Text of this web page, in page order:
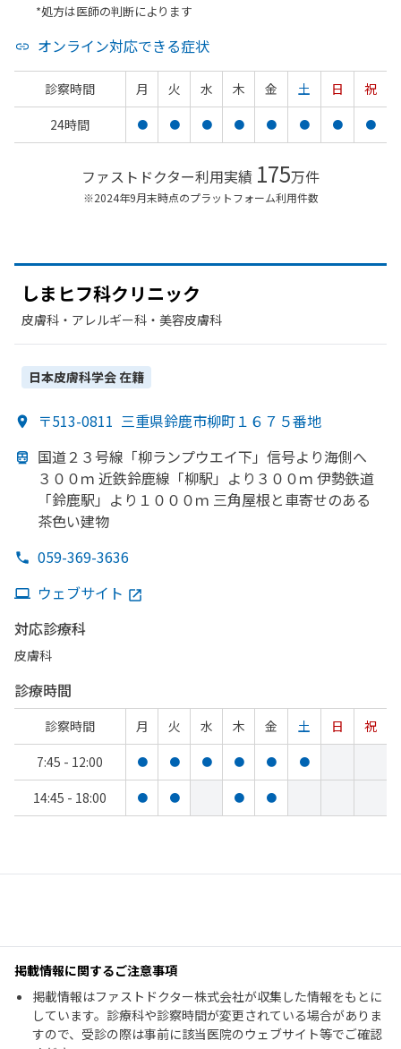
*処方は医師の判断によります
オンライン対応できる症状
診察時間 月 火 水 木 金 土 日
祝
24時間
● ● ● ● ● ● ● ●
ファストドクター利用実績 175万件
※2024年9月末時点のプラットフォーム利用件数
しまヒフ科クリニック
皮膚科・​アレルギー科・​美容皮膚科
日本皮膚科学会在籍
〒513-0811 三重県鈴鹿市柳町１６７５番地
国道２３号線 「柳ランプウエイ下」 信号より海側へ
３００ｍ 近鉄鈴鹿線 「柳駅」より ３００ｍ 伊勢鉄道
「鈴鹿駅」より １０００ｍ 三角屋根と車寄せのある
茶色い建物
059-369-3636
ウェブサイト
対応診療科
皮膚科
診療時間
診察時間 月 火 水 木 金 土 日
祝
7:45 - 12:00
● ● ● ● ● ●
14:45 - 18:00 ● ● ● ●
掲載情報に関するご注意事項
掲載情報はファストドクター株式会社が収集した情報をもとに
しています。診療科や診察時間が変更されている場合がありま
すので、受診の際は事前に該当医院のウェブサイト等でご確認